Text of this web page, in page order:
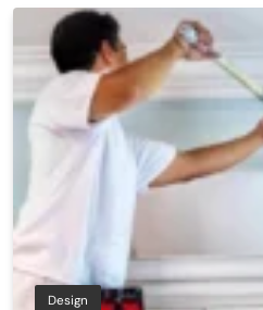
Design